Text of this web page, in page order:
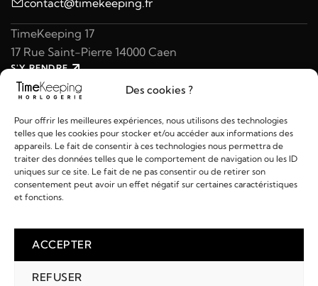
Des cookies ?
Pour offrir les meilleures expériences, nous utilisons des technologies
telles que les cookies pour stocker et/ou accéder aux informations des
appareils. Le fait de consentir à ces technologies nous permettra de
traiter des données telles que le comportement de navigation ou les ID
uniques sur ce site. Le fait de ne pas consentir ou de retirer son
consentement peut avoir un effet négatif sur certaines caractéristiques
et fonctions.
ACCEPTER
REFUSER
TimeKeeping 17
17 Rue Saint-Pierre 14000 Caen
S'Y RENDRE
02 31 47 49 97
contact@timekeeping.fr
Liens utiles
2026 © TIMEKEEPING - Réalisé par